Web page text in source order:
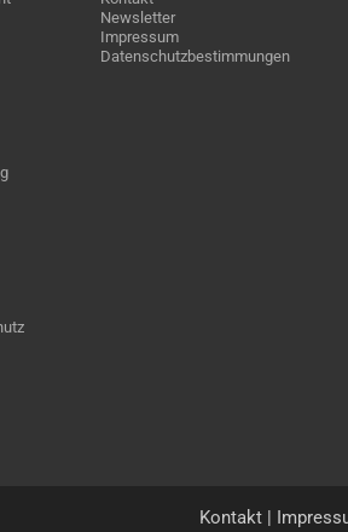
Newsletter
Impressum
Datenschutzbestimmungen
Kontakt |